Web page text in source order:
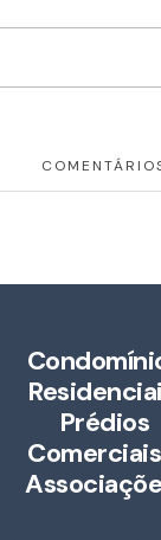
Prédios